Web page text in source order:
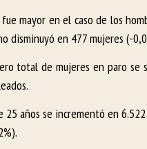
mayor en el caso de los
disminuyó en 477 mujeres (-
total de mujeres en paro se
años se incrementó en